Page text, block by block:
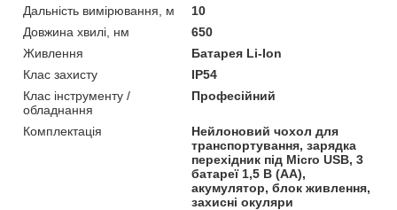
Дальність вимірювання, м
10
Довжина хвилі, нм
650
Живлення
Батарея Li-Ion
Клас захисту
IP54
Клас інструменту /
обладнання
Професійний
Комплектація
Нейлоновий чохол для
транспортування, зарядка
перехідник під Micro USB, 3
батареї 1,5 В (АА),
акумулятор, блок живлення,
захисні окуляри